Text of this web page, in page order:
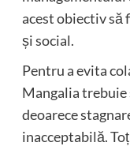
acest obiectiv să
și social.
Pentru a evita
Mangalia
deoarece
inacceptabilă.